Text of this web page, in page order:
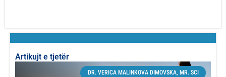
Artikujt e tjetër
DR. VERICA MALINKOVA DIMOVSKA, MR. SCI